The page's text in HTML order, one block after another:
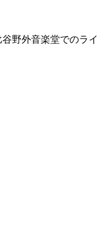
野外音楽堂でのライ